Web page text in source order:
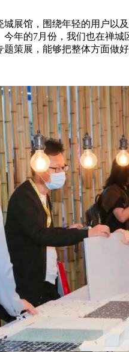
城展馆，围绕年轻的用户以
年的7月份，我们也在禅
策展，能够把整体方面做